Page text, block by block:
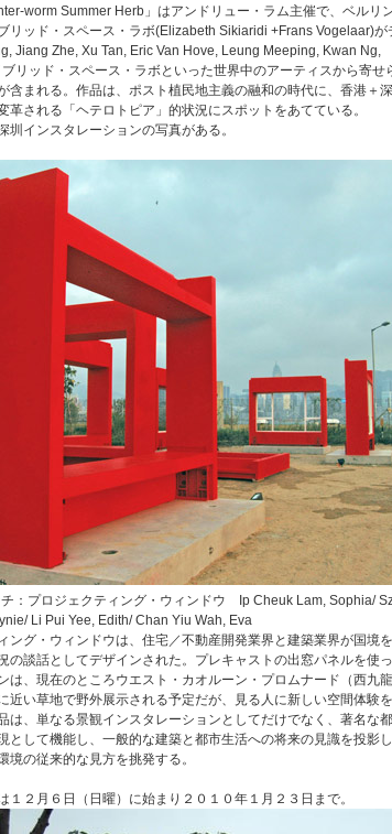
worm Summer Herb」はアンドリュー・ラム主催で、ベルリ
リッド・スペース・ラボ(Elizabeth Sikiaridi +Frans Vogelaar)が
Jiang Zhe, Xu Tan, Eric Van Hove, Leung Meeping, Kwan Ng,
リッド・スペース・ラボといった世界中のアーティスから寄せ
含まれる。作品は、ポスト植民地主義の融和の時代に、香港＋
革される「ヘテロトピア」的状況にスポットをあてている。
圳インスタレーションの写真がある。
：プロジェクティング・ウィンドウ Ip Cheuk Lam, Sophia/
Li Pui Yee, Edith/ Chan Yiu Wah, Eva
ング・ウィンドウは、住宅／不動産開発業界と建築業界が国境
の談話としてデザインされた。プレキャストの出窓パネルを使
は、現在のところウエスト・カオルーン・プロムナード（西九
近い草地で野外展示される予定だが、見る人に新しい空間体験
は、単なる景観インスタレーションとしてだけでなく、著名な
として機能し、一般的な建築と都市生活への将来の見識を投影
境の従来的な見方を挑発する。
１２月６日（日曜）に始まり２０１０年１月２３日まで。